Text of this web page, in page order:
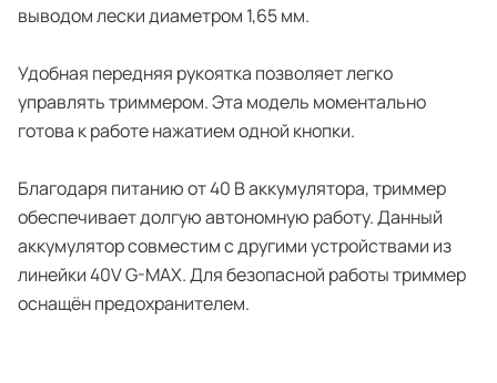
выводом лески диаметром 1,65 мм.
Удобная передняя рукоятка позволяет легко
управлять триммером. Эта модель моментально
готова к работе нажатием одной кнопки.
Благодаря питанию от 40 В аккумулятора, триммер
обеспечивает долгую автономную работу. Данный
аккумулятор совместим с другими устройствами из
линейки 40V G-MAX. Для безопасной работы триммер
оснащён предохранителем.